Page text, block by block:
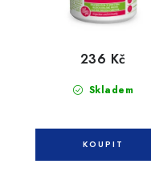
Skladem
236 Kč